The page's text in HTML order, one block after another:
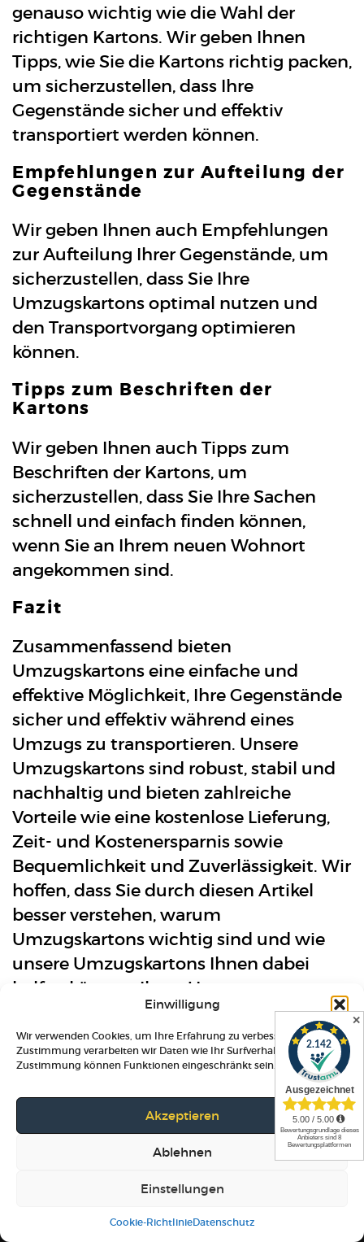
Einwilligung
Wir verwenden Cookies, um Ihre Erfahrung zu verbessern. Mit Ihrer
Zustimmung verarbeiten wir Daten wie Ihr Surfverhalten. Ohne
Zustimmung können Funktionen eingeschränkt sein.
Akzeptieren
Ablehnen
Einstellungen
Cookie-RichtlinieDatenschutz
genauso wichtig wie die Wahl der
richtigen Kartons. Wir geben Ihnen
Tipps, wie Sie die Kartons richtig packen,
um sicherzustellen, dass Ihre
Gegenstände sicher und effektiv
transportiert werden können.
Empfehlungen zur Aufteilung der
Gegenstände
Wir geben Ihnen auch Empfehlungen
zur Aufteilung Ihrer Gegenstände, um
sicherzustellen, dass Sie Ihre
Umzugskartons optimal nutzen und
den Transportvorgang optimieren
können.
Tipps zum Beschriften der
Kartons
Wir geben Ihnen auch Tipps zum
Beschriften der Kartons, um
sicherzustellen, dass Sie Ihre Sachen
schnell und einfach finden können,
wenn Sie an Ihrem neuen Wohnort
angekommen sind.
Fazit
Zusammenfassend bieten
Umzugskartons eine einfache und
effektive Möglichkeit, Ihre Gegenstände
sicher und effektiv während eines
Umzugs zu transportieren. Unsere
Umzugskartons sind robust, stabil und
nachhaltig und bieten zahlreiche
Vorteile wie eine kostenlose Lieferung,
Zeit- und Kostenersparnis sowie
Bequemlichkeit und Zuverlässigkeit. Wir
hoffen, dass Sie durch diesen Artikel
besser verstehen, warum
Umzugskartons wichtig sind und wie
unsere Umzugskartons Ihnen dabei
helfen können, Ihren Umzug so
reibungslos wie möglich zu gestalten.
Klicke hier, um Marketing-Cookies zu
akzeptieren und diesen Inhalt zu
Telefon
✕